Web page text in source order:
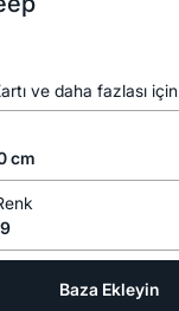
ve daha fazlası için
cm
Baza Ekleyin